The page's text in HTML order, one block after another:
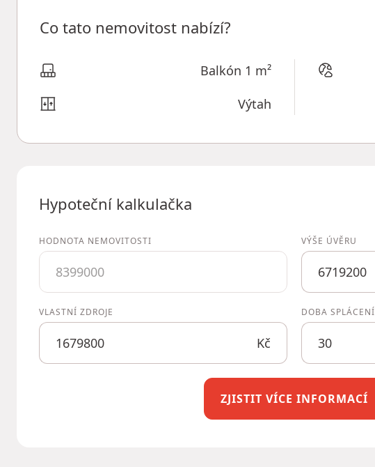
Co tato nemovitost nabízí?
Balkón 1 m²
Výtah
Hypoteční kalkulačka
HODNOTA NEMOVITOSTI VÝŠE ÚVĚRU
VLASTNÍ ZDROJE
Kč
DOBA SPLÁCENÍ
ZJISTIT VÍCE INFORMACÍ